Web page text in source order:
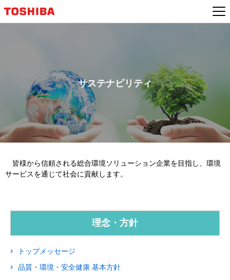
サステナビリティ
皆様から信頼される総合環境ソリューション企業を目指し、環境
サービスを通じて社会に貢献します。
理念・方針
トップメッセージ
品質・環境・安全健康 基本方針